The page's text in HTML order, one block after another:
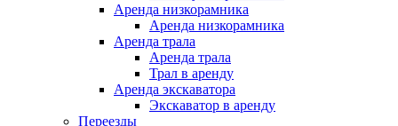
Аренда низкорамника
Аренда низкорамника
Аренда трала
Аренда трала
Трал в аренду
Аренда экскаватора
Экскаватор в аренду
Переезды